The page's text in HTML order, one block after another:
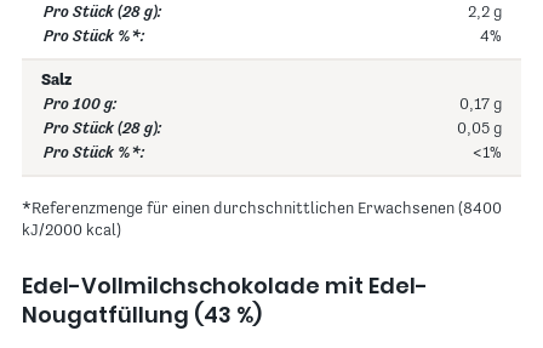
2,2 g
4%
Salz
0,17 g
0,05 g
<1%
*Referenzmenge für einen durchschnittlichen Erwachsenen (8400
kJ/2000 kcal)
Edel-Vollmilchschokolade mit Edel-
Nougatfüllung (43 %)